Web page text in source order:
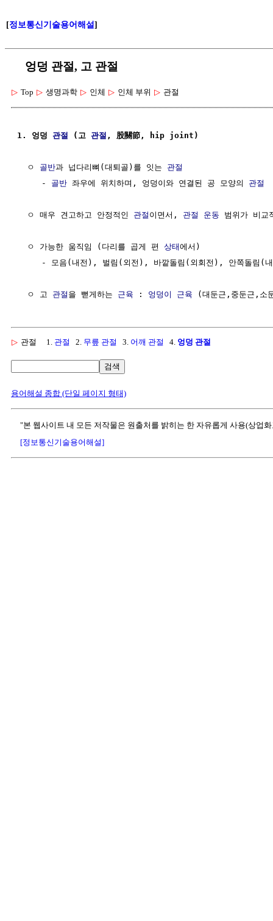
[정보통신기술용어해설]
엉덩 관절, 고 관절
▷ Top ▷ 생명과학 ▷ 인체 ▷ 인체 부위 ▷ 관절
1. 엉덩 관절 (고 관절 , 股關節, hip joint)
  ㅇ
골반과 넙다리뼈(대퇴골)를 잇는 관절
     -
골반 좌우에 위치하며, 엉덩이와 연결된 공 모양의 관절
  ㅇ 매우 견고하고 안정적인
관절 이면서, 관절 운동 범위가 비교
  ㅇ 가능한 움직임 (다리를 곱게 편
상태에서)
- 모음(내전), 벌림(외전), 바깥돌림(외회전), 안쪽돌림(
  ㅇ 고
관절 을 뻗게하는 근육 : 엉덩이 근육
▷ 관절 1. 관절 2. 무릎 관절 3. 어깨 관절 4. 엉덩 관절
검색
용어해설 종합 (단일 페이지 형태)
"본 웹사이트 내 모든 저작물은 원출처를 밝히는 한 자유롭게 사용(상업
[정보통신기술용어해설]